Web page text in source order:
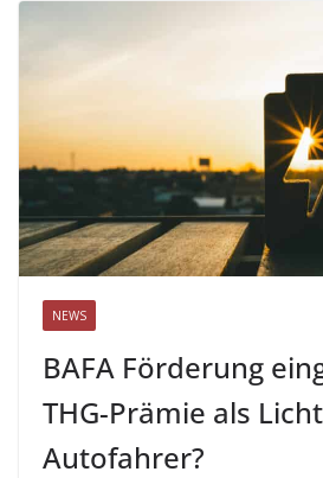
NEWS
BAFA Förderung
THG-Prämie als
Autofahrer?